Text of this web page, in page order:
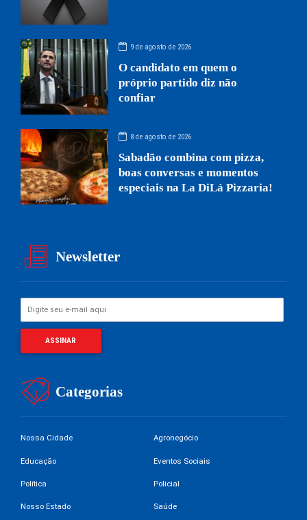
9 de agosto de 2026
O candidato em quem o
próprio partido diz não
confiar
8 de agosto de 2026
Sabadão combina com pizza,
boas conversas e momentos
especiais na La DiLá Pizzaria!
Newsletter
Categorias
Nossa Cidade Agronegócio
Educação Eventos Sociais
Política Policial
Nosso Estado Saúde